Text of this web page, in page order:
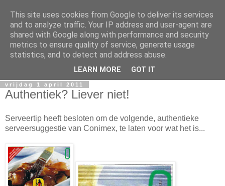
Serveertip.nl
Welkom in de wondere wereld van voedselverpakkingen.
Hier worden serveertips serieus genomen.
vrijdag 1 april 2011
Authentiek? Liever niet!
Serveertip heeft besloten om de volgende, authentieke
serveersuggestie van Conimex, te laten voor wat het is...
This site uses cookies from Google to deliver its services
and to analyze traffic. Your IP address and user-agent are
shared with Google along with performance and security
metrics to ensure quality of service, generate usage
statistics, and to detect and address abuse.
LEARN MORE GOT IT